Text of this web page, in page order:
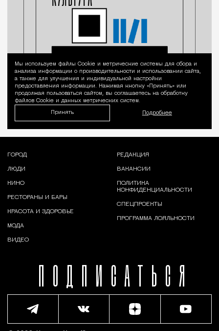
Уведомление
Мы используем файлы Сookie и метрические системы для сбора и
анализа информации о производительности и использовании сайта,
а также для улучшения и индивидуальной настройки
предоставления информации. Нажимая кнопку «Принять» или
продолжая пользоваться сайтом, вы соглашаетесь на обработку
файлов Cookie и данных метрических систем.
Принять Подробнее
ПОДПИСАТЬСЯ
ГОРОД
ЛЮДИ
КИНО
РЕСТОРАНЫ И БАРЫ
КРАСОТА И ЗДОРОВЬЕ
МОДА
ВИДЕО
РЕДАКЦИЯ
ВАКАНСИИ
ПОЛИТИКА
КОНФИДЕНЦИАЛЬНОСТИ
СПЕЦПРОЕКТЫ
ПРОГРАММА ЛОЯЛЬНОСТИ